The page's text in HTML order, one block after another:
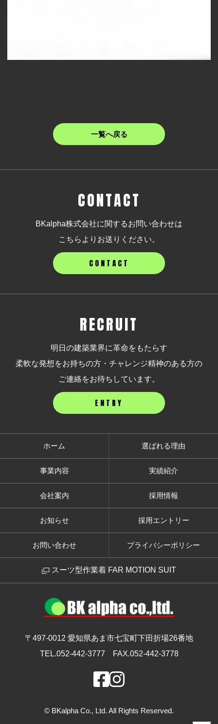
一覧へ戻る
CONTACT
BKalpha株式会社に関するお問い合わせは
こちらよりお送りください。
CONTACT
RECRUIT
明日の建築業界に革命をもたらす
柔軟な発想をお持ちの方・チャレンジ精神のある方の
ご連絡をお待ちしています。
ENTRY
ホーム 選ばれる理由
事業内容 実績紹介
会社案内 採用情報
お知らせ 採用エントリー
お問い合わせ プライバシーポリシー
スーツ型作業着 FAR MOTION SUIT
〒497-0012 愛知県あま市七宝町下田折場26番地
TEL.052-442-3777 FAX.052-442-3778
© BKalpha Co., Ltd. All Rights Reserved.